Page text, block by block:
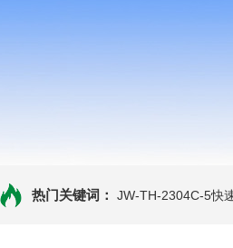
热门关键词： JW-TH-2304C-5快